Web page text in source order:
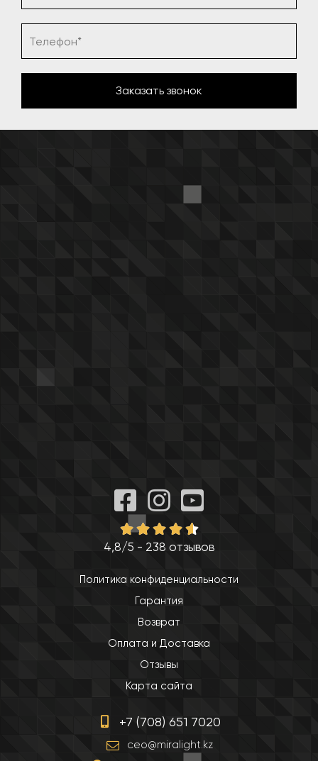
4,8/5 - 238 отзывов
Политика конфиденциальности
Гарантия
Возврат
Оплата и Доставка
Отзывы
Карта сайта
+7 (708) 651 7020
ceo@miralight.kz